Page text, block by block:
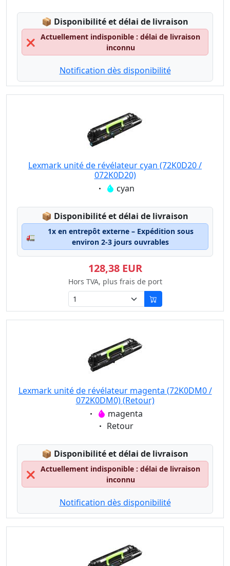
📦 Lagerstatus:
Disponibilité et délai de livraison
❌
Actuellement indisponible : délai de livraison
inconnu
Notification dès disponibilité
Lexmark unité de révélateur cyan (72K0D20 /
072K0D20)
Eigenschaft:
cyan
📦 Lagerstatus:
Disponibilité et délai de livraison
🚛
1x en entrepôt externe – Expédition sous
environ 2-3 jours ouvrables
128,38 EUR
Hors TVA, plus frais de port
Lexmark unité de révélateur magenta (72K0DM0 /
072K0DM0) (Retour)
Eigenschaft:
magenta
Eigenschaft:
Retour
📦 Lagerstatus:
Disponibilité et délai de livraison
❌
Actuellement indisponible : délai de livraison
inconnu
Notification dès disponibilité